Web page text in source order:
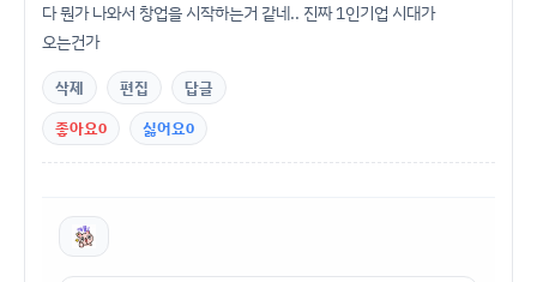
다 뭔가 나와서 창업을 시작하는거 같네.. 진짜 1인기업 시대가
오는건가
삭제 편집
답글
좋아요0 싫어요0